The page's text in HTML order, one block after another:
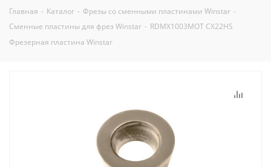
Главная - Каталог - Фрезы со сменными пластинами Winstar -
Сменные пластины для фрез Winstar - RDMX1003MOT CX22HS
Фрезерная пластина Winstar